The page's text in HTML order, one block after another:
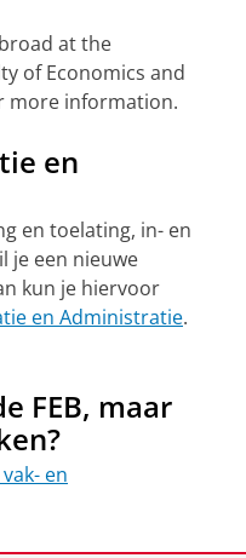
at the
of Economics and
more information.
en
en toelating, in- en
je een nieuwe
kun je hiervoor
en Administratie.
FEB, maar
en